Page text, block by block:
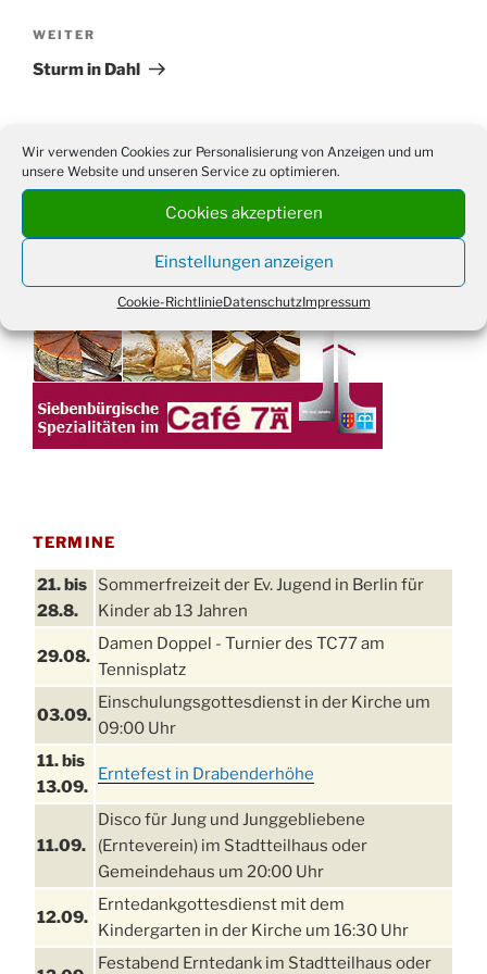
Wir verwenden Cookies zur Personalisierung von Anzeigen und um
unsere Website und unseren Service zu optimieren.
Cookies akzeptieren
Einstellungen anzeigen
Cookie-RichtlinieDatenschutzImpressum
Nächster
Beitrag
WEITER
Sturm in Dahl
WERBUNG
TERMINE
21. bis
28.8.
Sommerfreizeit der Ev. Jugend in Berlin für
Kinder ab 13 Jahren
29.08.
Damen Doppel - Turnier des TC77 am
Tennisplatz
03.09.
Einschulungsgottesdienst in der Kirche um
09:00 Uhr
11. bis
13.09.
Erntefest in Drabenderhöhe
11.09.
Disco für Jung und Junggebliebene
(Ernteverein) im Stadtteilhaus oder
Gemeindehaus um 20:00 Uhr
12.09.
Erntedankgottesdienst mit dem
Kindergarten in der Kirche um 16:30 Uhr
Festabend Erntedank im Stadtteilhaus oder